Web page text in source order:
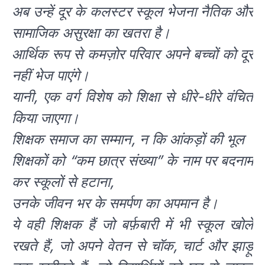
अब उन्हें दूर के कलस्टर स्कूल भेजना नैतिक और
सामाजिक असुरक्षा का खतरा है।
आर्थिक रूप से कमज़ोर परिवार अपने बच्चों को दूर
नहीं भेज पाएंगे।
यानी, एक वर्ग विशेष को शिक्षा से धीरे-धीरे वंचित
किया जाएगा।
शिक्षक समाज का सम्मान, न कि आंकड़ों की भूल
शिक्षकों को “कम छात्र संख्या” के नाम पर बदनाम
कर स्कूलों से हटाना,
उनके जीवन भर के समर्पण का अपमान है।
ये वही शिक्षक हैं जो बर्फ़बारी में भी स्कूल खोले
रखते हैं, जो अपने वेतन से चॉक, चार्ट और झाड़ू